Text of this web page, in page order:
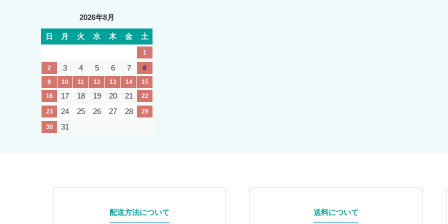
2026年8月
日 月 火 水 木 金 土
1
2 3 4 5 6 7
8
9
10 11 12 13 14
15
16
17 18 19 20 21 22
23 24 25 26 27 28 29
30 31
配送方法について 送料について